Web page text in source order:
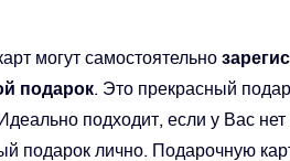
могут самостоятельно
подарок. Это прекрасный
подходит, если у Вас
подарок лично. Подарочную